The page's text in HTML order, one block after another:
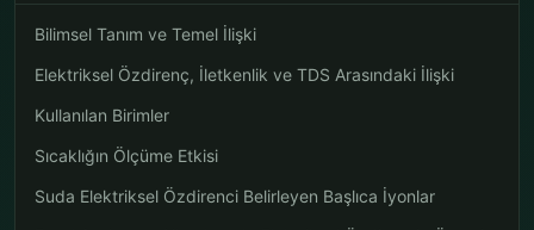
Bilimsel Tanım ve Temel İlişki
Elektriksel Özdirenç, İletkenlik ve TDS Arasındaki İlişki
Kullanılan Birimler
Sıcaklığın Ölçüme Etkisi
Suda Elektriksel Özdirenci Belirleyen Başlıca İyonlar